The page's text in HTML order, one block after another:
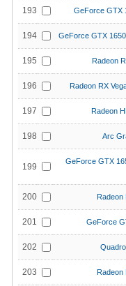
193 GeForce GTX
194 GeForce GTX
195 Radeon
196 Radeon RX
197 Radeon
198 Arc
199
GeForce GTX
200 Radeon
201 GeForce
202
203 Radeon